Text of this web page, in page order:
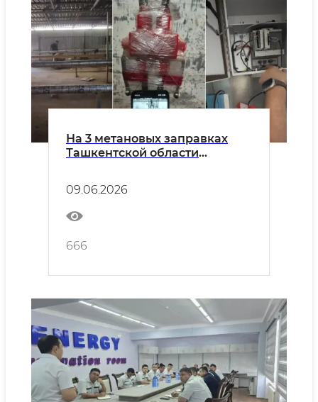
На 3 метановых заправках
Ташкентской области
природного газа на общую
сумму 5,6 млрд сумов
09.06.2026
666